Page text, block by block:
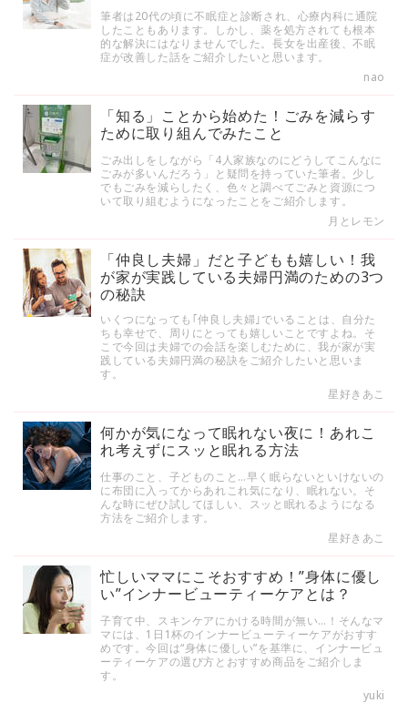
筆者は20代の頃に不眠症と診断され、心療内科に通院
したこともあります。しかし、薬を処方されても根本
的な解決にはなりませんでした。長女を出産後、不眠
症が改善した話をご紹介したいと思います。
nao
「知る」ことから始めた！ごみを減らす
ために取り組んでみたこと
ごみ出しをしながら「4人家族なのにどうしてこんなに
ごみが多いんだろう」と疑問を持っていた筆者。少し
でもごみを減らしたく、色々と調べてごみと資源につ
いて取り組むようになったことをご紹介します。
月とレモン
「仲良し夫婦」だと子どもも嬉しい！我
が家が実践している夫婦円満のための3つ
の秘訣
いくつになっても｢仲良し夫婦｣でいることは、自分た
ちも幸せで、周りにとっても嬉しいことですよね。そ
こで今回は夫婦での会話を楽しむために、我が家が実
践している夫婦円満の秘訣をご紹介したいと思いま
す。
星好きあこ
何かが気になって眠れない夜に！あれこ
れ考えずにスッと眠れる方法
仕事のこと、子どものこと…早く眠らないといけないの
に布団に入ってからあれこれ気になり、眠れない。そ
んな時にぜひ試してほしい、スッと眠れるようになる
方法をご紹介します。
星好きあこ
忙しいママにこそおすすめ！”身体に優し
い”インナービューティーケアとは？
子育て中、スキンケアにかける時間が無い…！そんなマ
マには、1日1杯のインナービューティーケアがおすす
めです。今回は“身体に優しい”を基準に、インナービュ
ーティーケアの選び方とおすすめ商品をご紹介しま
す。
yuki